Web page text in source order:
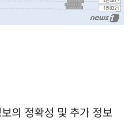
의 정확성 및 추가 정보